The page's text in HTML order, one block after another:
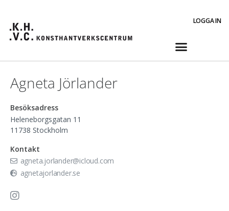
LOGGA IN
Agneta Jörlander
Besöksadress
Heleneborgsgatan 11
11738 Stockholm
Kontakt
agneta.jorlander@icloud.com
agnetajorlander.se